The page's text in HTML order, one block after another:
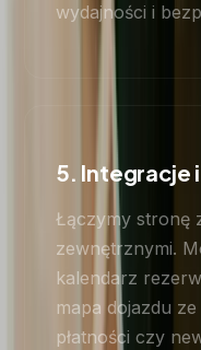
wydajności i
5. Integracje
Łączymy stronę
zewnętrznymi.
kalendarz
mapa dojazdu
płatności czy